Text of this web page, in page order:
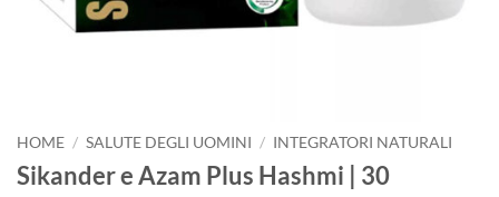
HOME / SALUTE DEGLI UOMINI / INTEGRATORI NATURALI
Sikander e Azam Plus Hashmi | 30